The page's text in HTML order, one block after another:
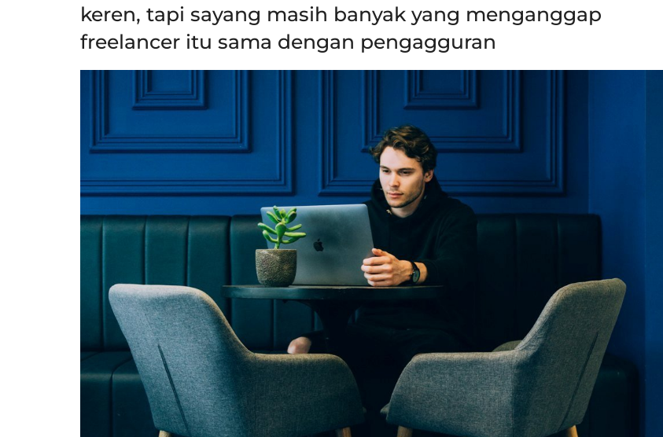
keren, tapi sayang masih banyak yang menganggap
freelancer itu sama dengan pengagguran